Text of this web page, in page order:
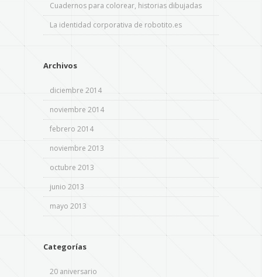
Cuadernos para colorear, historias dibujadas
La identidad corporativa de robotito.es
Archivos
diciembre 2014
noviembre 2014
febrero 2014
noviembre 2013
octubre 2013
junio 2013
mayo 2013
Categorías
20 aniversario